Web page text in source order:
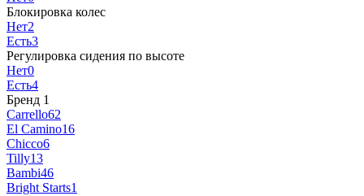
Блокировка колес
Нет2
Есть3
Регулировка сидения по высоте
Нет0
Есть4
Бренд 1
Carrello62
El Camino16
Chicco6
Tilly13
Bambi46
Bright Starts1